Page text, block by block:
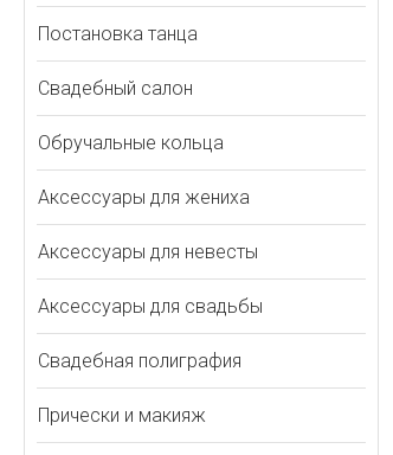
Постановка танца
Свадебный салон
Обручальные кольца
Аксессуары для жениха
Аксессуары для невесты
Аксессуары для свадьбы
Свадебная полиграфия
Прически и макияж